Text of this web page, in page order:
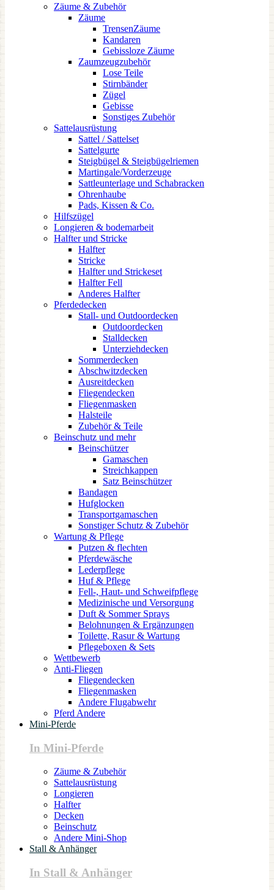
Zäume & Zubehör
Zäume
TrensenZäume
Kandaren
Gebissloze Zäume
Zaumzeugzubehör
Lose Teile
Stirnbänder
Zügel
Gebisse
Sonstiges Zubehör
Sattelausrüstung
Sattel / Sattelset
Sattelgurte
Steigbügel & Steigbügelriemen
Martingale/Vorderzeuge
Sattleunterlage und Schabracken
Ohrenhaube
Pads, Kissen & Co.
Hilfszügel
Longieren & bodemarbeit
Halfter und Stricke
Halfter
Stricke
Halfter und Strickeset
Halfter Fell
Anderes Halfter
Pferdedecken
Stall- und Outdoordecken
Outdoordecken
Stalldecken
Unterziehdecken
Sommerdecken
Abschwitzdecken
Ausreitdecken
Fliegendecken
Fliegenmasken
Halsteile
Zubehör & Teile
Beinschutz und mehr
Beinschützer
Gamaschen
Streichkappen
Satz Beinschützer
Bandagen
Hufglocken
Transportgamaschen
Sonstiger Schutz & Zubehör
Wartung & Pflege
Putzen & flechten
Pferdewäsche
Lederpflege
Huf & Pflege
Fell-, Haut- und Schweifpflege
Medizinische und Versorgung
Duft & Sommer Sprays
Belohnungen & Ergänzungen
Toilette, Rasur & Wartung
Pflegeboxen & Sets
Wettbewerb
Anti-Fliegen
Fliegendecken
Fliegenmasken
Andere Flugabwehr
Pferd Andere
Mini-Pferde
In Mini-Pferde
Zäume & Zubehör
Sattelausrüstung
Longieren
Halfter
Decken
Beinschutz
Andere Mini-Shop
Stall & Anhänger
In Stall & Anhänger